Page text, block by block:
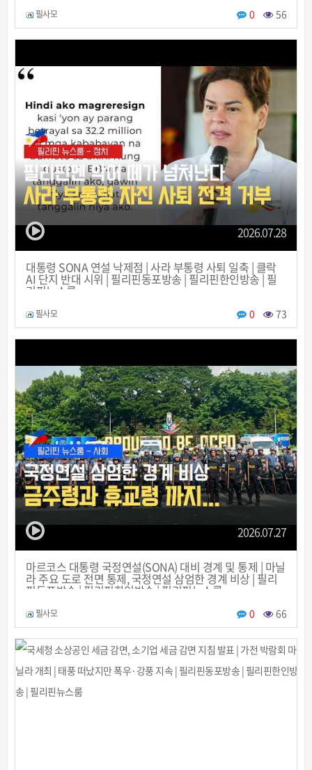
필사모 0 56
2026.07.28
대통령 SONA 연설 낙제점 | 사라 부통령 사퇴 일축 | 클락
AI 단지 반대 시위 | 필리핀동포방송 | 필리핀한인방송 | 필
리핀뉴스룸
필사모 0 73
2026.07.27
마르코스 대통령 국정연설(SONA) 대비 경계 및 통제 | 마닐
라 주요 도로 전면 통제, 국정연설 삼엄한 경계 비상 | 필리
핀동포방송 | 필리핀한인방송 | 필리핀뉴스룸
필사모 0 66